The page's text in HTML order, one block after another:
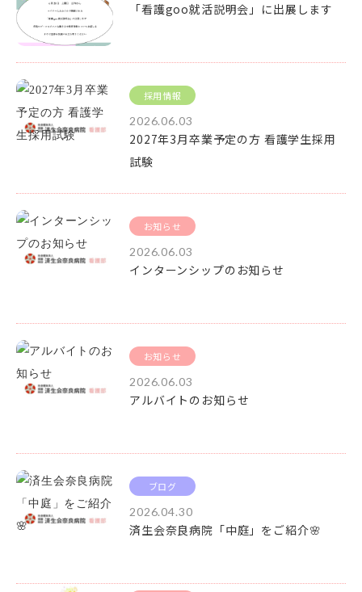
「看護goo就活説明会」に出展します
採用情報
2026.06.03
2027年3月卒業予定の方 看護学生採用
試験
お知らせ
2026.06.03
インターンシップのお知らせ
お知らせ
2026.06.03
アルバイトのお知らせ
ブログ
2026.04.30
済生会奈良病院「中庭」をご紹介🌸